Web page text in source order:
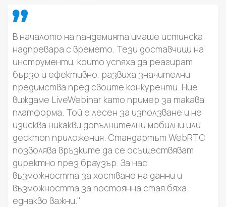
В началото на пандемията имаше истинска
надпревара с времето. Тези доставчици на
инструменти, които успяха да реагират
бързо и ефективно, развиха значителни
предимства пред своите конкуренти. Ние
виждаме LiveWebinar като пример за такава
платформа. Той е лесен за използване и не
изисква никакви допълнителни мобилни или
десктоп приложения. Стандартът WebRTC
позволява връзките да се осъществяват
директно през браузър. За нас
възможността за хостване на данни и
възможността за постоянна стая бяха
еднакво важни."